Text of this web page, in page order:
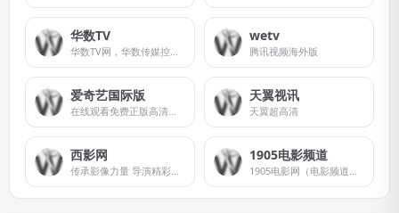
华数TV
华数TV网，华数传媒控股股份有限公司旗下综合视频网站。华数TV网服务于全网用户，是以电视直播、媒体精品栏目为主打，兼具高品质影视剧和各类优秀视频短片的流媒体网站。
wetv
腾讯视频海外版
爱奇艺国际版
在线观看免费正版高清亚洲电视剧、电影、综艺、动漫 - 独家韩剧、陆剧、泰剧
天翼视讯
天翼超高清
西影网
传承影像力量 导演精彩人生
1905电影频道
1905电影网（电影频道官方网站）